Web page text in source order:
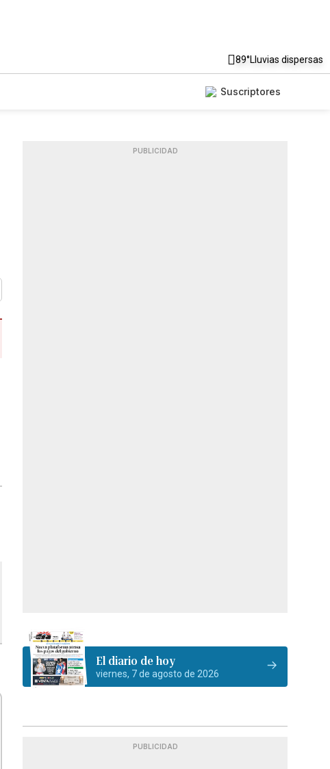
89°Lluvias dispersas
Suscriptores
PUBLICIDAD
El diario de hoy
viernes, 7 de agosto de 2026
PUBLICIDAD